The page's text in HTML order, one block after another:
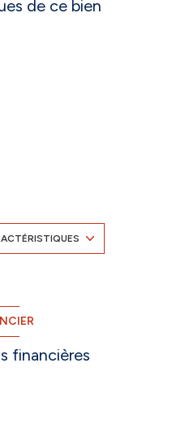
de ce bien
financières